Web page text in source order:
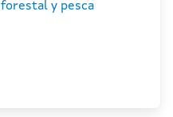
y pesca